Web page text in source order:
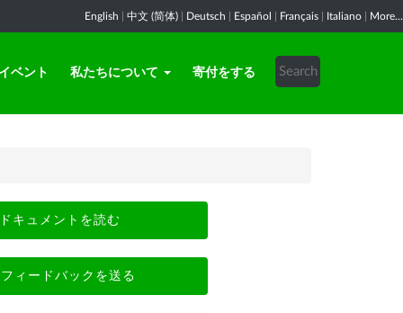
English 中文 (简体) Deutsch Español Français Italiano More...
イベント 私たちについて 寄付をする
ドキュメントを読む
フィードバックを送る